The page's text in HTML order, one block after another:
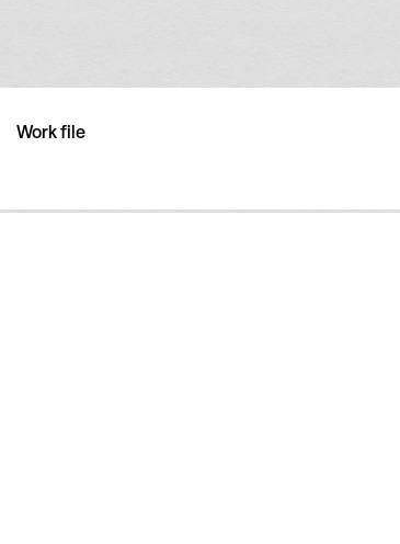
Work file